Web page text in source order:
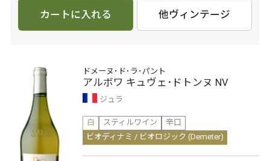
カートに入れる 他ヴィンテージ
ドメーヌ･ド･ラ･パント
アルボワ キュヴェ･ドトンヌ NV
ジュラ
白
スティルワイン
辛口
ビオディナミ / ビオロジック (Demeter)